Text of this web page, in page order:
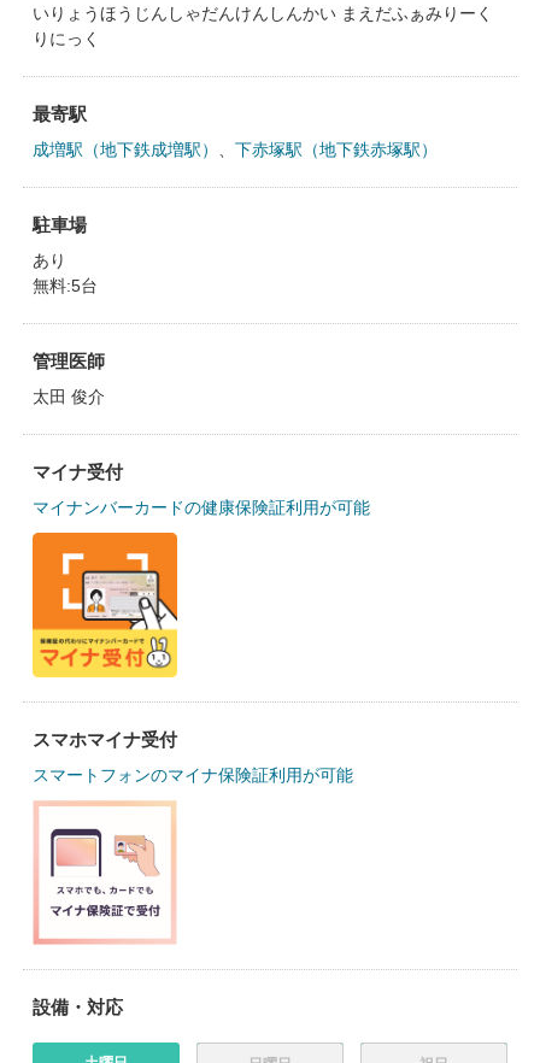
いりょうほうじんしゃだんけんしんかい まえだふぁみりーく
りにっく
最寄駅
成増駅（地下鉄成増駅） 下赤塚駅（地下鉄赤塚駅）
駐車場
あり
無料:5台
管理医師
太田 俊介
マイナ受付
マイナンバーカードの健康保険証利用が可能
スマホマイナ受付
スマートフォンのマイナ保険証利用が可能
設備・対応